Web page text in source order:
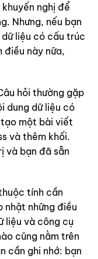
nghị để
Nhưng, nếu bạn
liệu có cấu trúc
điều này nữa,
hỏi thường gặp
dung dữ liệu có
tạo một bài viết
và thêm khối.
và bạn đã sẵn
tính cần
nhật những điều
liệu và công cụ
cũng nằm trên
cần ghi nhớ: bạn